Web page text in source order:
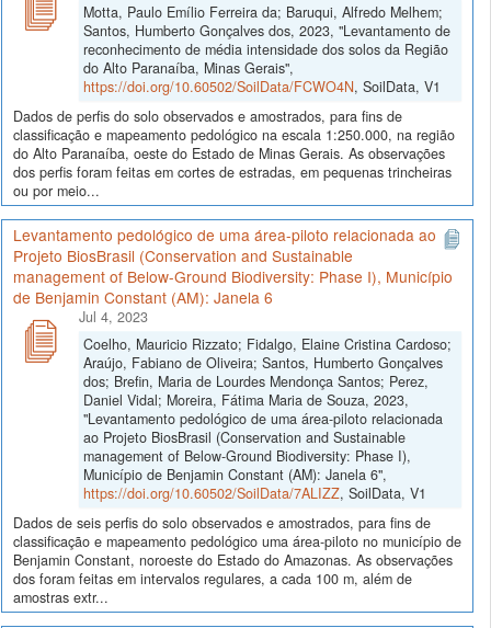
Motta, Paulo Emílio Ferreira da; Baruqui, Alfredo Melhem;
Santos, Humberto Gonçalves dos, 2023, "Levantamento de
reconhecimento de média intensidade dos solos da Região
do Alto Paranaíba, Minas Gerais",
https://doi.org/10.60502/SoilData/FCWO4N, SoilData, V1
Dados de perfis do solo observados e amostrados, para fins de
classificação e mapeamento pedológico na escala 1:250.000, na região
do Alto Paranaíba, oeste do Estado de Minas Gerais. As observações
dos perfis foram feitas em cortes de estradas, em pequenas trincheiras
ou por meio...
Levantamento pedológico de uma área-piloto relacionada ao
Projeto BiosBrasil (Conservation and Sustainable
management of Below-Ground Biodiversity: Phase I), Município
de Benjamin Constant (AM): Janela 6
Jul 4, 2023
Coelho, Mauricio Rizzato; Fidalgo, Elaine Cristina Cardoso;
Araújo, Fabiano de Oliveira; Santos, Humberto Gonçalves
dos; Brefin, Maria de Lourdes Mendonça Santos; Perez,
Daniel Vidal; Moreira, Fátima Maria de Souza, 2023,
"Levantamento pedológico de uma área-piloto relacionada
ao Projeto BiosBrasil (Conservation and Sustainable
management of Below-Ground Biodiversity: Phase I),
Município de Benjamin Constant (AM): Janela 6",
https://doi.org/10.60502/SoilData/7ALIZZ, SoilData, V1
Dados de seis perfis do solo observados e amostrados, para fins de
classificação e mapeamento pedológico uma área-piloto no município de
Benjamin Constant, noroeste do Estado do Amazonas. As observações
dos foram feitas em intervalos regulares, a cada 100 m, além de
amostras extr...